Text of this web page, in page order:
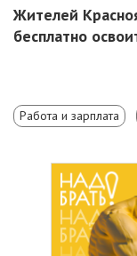
Жителей
бесплатно
Работа и зарплата